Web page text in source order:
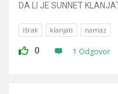
DA LI JE SUNNET
išrak klanjati namaz
0 1 Odgovor